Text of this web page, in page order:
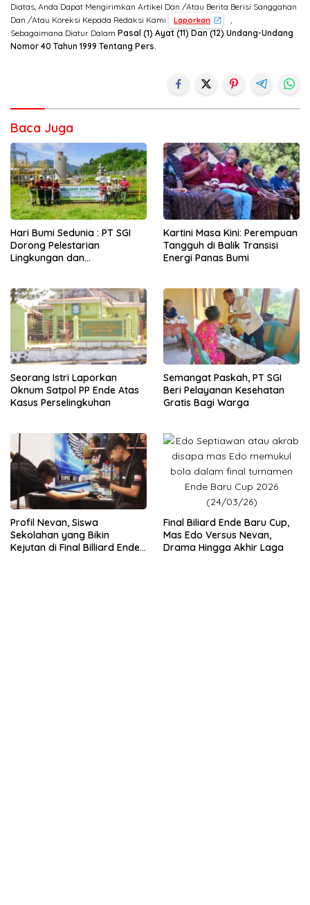
Diatas, Anda Dapat Mengirimkan Artikel Dan /Atau Berita Berisi Sanggahan
Dan /Atau Koreksi Kepada Redaksi Kami
Laporkan
,
Sebagaimana Diatur Dalam Pasal (1) Ayat (11) Dan (12) Undang-Undang
Nomor 40 Tahun 1999 Tentang Pers.
Baca Juga
Hari Bumi Sedunia : PT SGI
Dorong Pelestarian
Lingkungan dan
Kartini Masa Kini: Perempuan
Tangguh di Balik Transisi
Energi Panas Bumi
Seorang Istri Laporkan
Oknum Satpol PP Ende Atas
Kasus Perselingkuhan
Semangat Paskah, PT SGI
Beri Pelayanan Kesehatan
Gratis Bagi Warga
Profil Nevan, Siswa
Sekolahan yang Bikin
Kejutan di Final Billiard Ende
Final Biliard Ende Baru Cup,
Mas Edo Versus Nevan,
Drama Hingga Akhir Laga